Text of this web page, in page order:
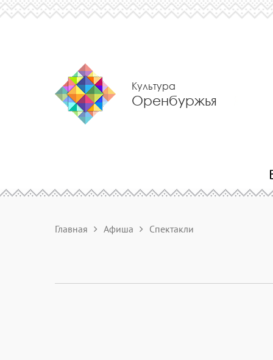
Культура
Оренбуржья
Главная Афиша Спектакли